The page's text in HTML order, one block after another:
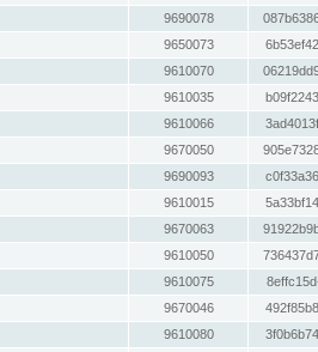
9690078
9650073
9610070
9610035
9610066
9670050
9690093
9610015
9670063
9610050
9610075
9670046
9610080